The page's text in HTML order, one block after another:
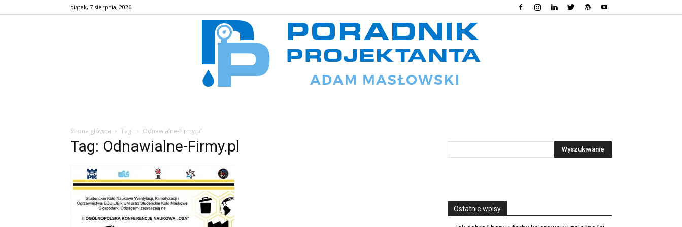
piątek, 7 sierpnia, 2026
Strona główna Tagi Odnawialne-Firmy.pl
Tag: Odnawialne-Firmy.pl
Ostatnie wpisy